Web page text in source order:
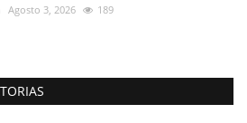
Agosto 3, 2026 189